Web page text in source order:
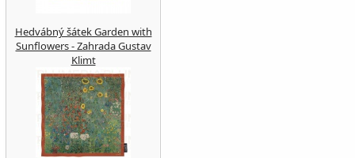
Hedvábný šátek Garden with
Sunflowers - Zahrada Gustav
Klimt